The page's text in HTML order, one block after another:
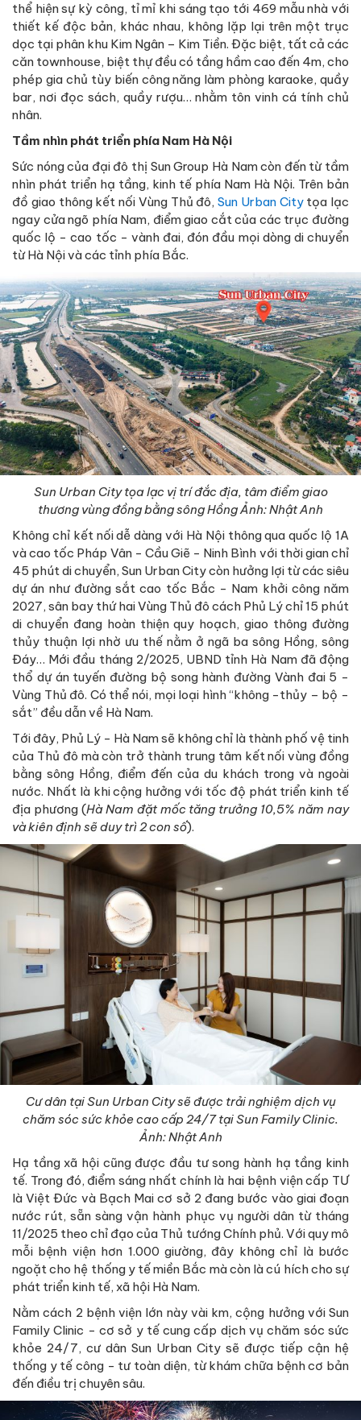
thể hiện sự kỳ công, tỉ mỉ khi sáng tạo tới 469 mẫu nhà với
thiết kế độc bản, khác nhau, không lặp lại trên một trục
dọc tại phân khu Kim Ngân – Kim Tiền. Đặc biệt, tất cả các
căn townhouse, biệt thự đều có tầng hầm cao đến 4m, cho
phép gia chủ tùy biến công năng làm phòng karaoke, quầy
bar, nơi đọc sách, quầy rượu… nhằm tôn vinh cá tính chủ
nhân.
Tầm nhìn phát triển phía Nam Hà Nội
Sức nóng của đại đô thị Sun Group Hà Nam còn đến từ tầm
nhìn phát triển hạ tầng, kinh tế phía Nam Hà Nội. Trên bản
đồ giao thông kết nối Vùng Thủ đô, Sun Urban Citytọa lạc
ngay cửa ngõ phía Nam, điểm giao cắt của các trục đường
quốc lộ - cao tốc - vành đai, đón đầu mọi dòng di chuyển
từ Hà Nội và các tỉnh phía Bắc.
Sun Urban City tọa lạc vị trí đắc địa, tâm điểm giao
thương vùng đồng bằng sông Hồng Ảnh: Nhật Anh
Không chỉ kết nối dễ dàng với Hà Nội thông qua quốc lộ 1A
và cao tốc Pháp Vân - Cầu Giẽ - Ninh Bình với thời gian chỉ
45 phút di chuyển, Sun Urban City còn hưởng lợi từ các siêu
dự án như đường sắt cao tốc Bắc - Nam khởi công năm
2027, sân bay thứ hai Vùng Thủ đô cách Phủ Lý chỉ 15 phút
di chuyển đang hoàn thiện quy hoạch, giao thông đường
thủy thuận lợi nhờ ưu thế nằm ở ngã ba sông Hồng, sông
Đáy… Mới đầu tháng 2/2025, UBND tỉnh Hà Nam đã động
thổ dự án tuyến đường bộ song hành đường Vành đai 5 -
Vùng Thủ đô. Có thể nói, mọi loại hình “không -thủy – bộ -
sắt” đều dẫn về Hà Nam.
Tới đây, Phủ Lý - Hà Nam sẽ không chỉ là thành phố vệ tinh
của Thủ đô mà còn trở thành trung tâm kết nối vùng đồng
bằng sông Hồng, điểm đến của du khách trong và ngoài
nước. Nhất là khi cộng hưởng với tốc độ phát triển kinh tế
địa phương (Hà Nam đặt mốc tăng trưởng 10,5% năm nay
và kiên định sẽ duy trì 2 con số).
Cư dân tại Sun Urban City sẽ được trải nghiệm dịch vụ
chăm sóc sức khỏe cao cấp 24/7 tại Sun Family Clinic.
Ảnh: Nhật Anh
Hạ tầng xã hội cũng được đầu tư song hành hạ tầng kinh
tế. Trong đó, điểm sáng nhất chính là hai bệnh viện cấp TƯ
là Việt Đức và Bạch Mai cơ sở 2 đang bước vào giai đoạn
nước rút, sẵn sàng vận hành phục vụ người dân từ tháng
11/2025 theo chỉ đạo của Thủ tướng Chính phủ. Với quy mô
mỗi bệnh viện hơn 1.000 giường, đây không chỉ là bước
ngoặt cho hệ thống y tế miền Bắc mà còn là cú hích cho sự
phát triển kinh tế, xã hội Hà Nam.
Nằm cách 2 bệnh viện lớn này vài km, cộng hưởng với Sun
Family Clinic - cơ sở y tế cung cấp dịch vụ chăm sóc sức
khỏe 24/7, cư dân Sun Urban City sẽ được tiếp cận hệ
thống y tế công - tư toàn diện, từ khám chữa bệnh cơ bản
đến điều trị chuyên sâu.